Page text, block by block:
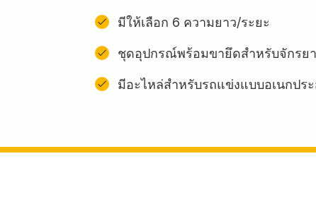
มีให้เลือก 6 ความยาว/ระยะ
ชุดอุปกรณ์พร้อมขายึดสําหรับจักรย
มีอะไหล่สำหรับรถแข่งแบบอเนกปร